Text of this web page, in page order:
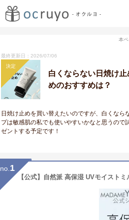
本
最終更新日：2026/07/06
決定
白くならない日焼け
めのおすすめは？
日焼け止めを買い替えたいのですが、白くな
プは敏感肌の私でも使いやすいかなと思うの
ゼントする予定です！
no. 1